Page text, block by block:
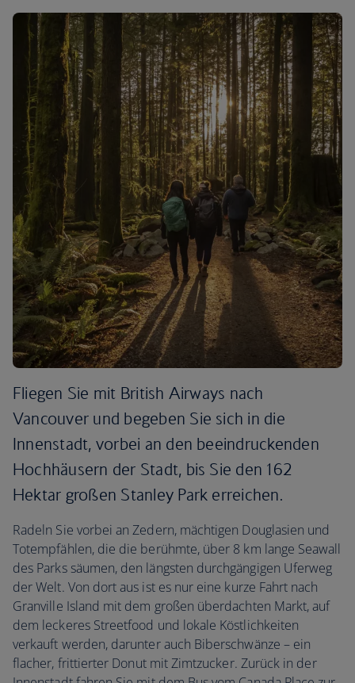
Fliegen Sie mit British Airways nach
Vancouver und begeben Sie sich in die
Innenstadt, vorbei an den beeindruckenden
Hochhäusern der Stadt, bis Sie den 162
Hektar großen Stanley Park erreichen.
Radeln Sie vorbei an Zedern, mächtigen Douglasien und
Totempfählen, die die berühmte, über 8 km lange Seawall
des Parks säumen, den längsten durchgängigen Uferweg
der Welt. Von dort aus ist es nur eine kurze Fahrt nach
Granville Island mit dem großen überdachten Markt, auf
dem leckeres Streetfood und lokale Köstlichkeiten
verkauft werden, darunter auch Biberschwänze – ein
flacher, frittierter Donut mit Zimtzucker. Zurück in der